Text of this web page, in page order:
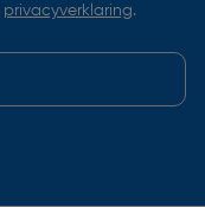
privacyverklaring.